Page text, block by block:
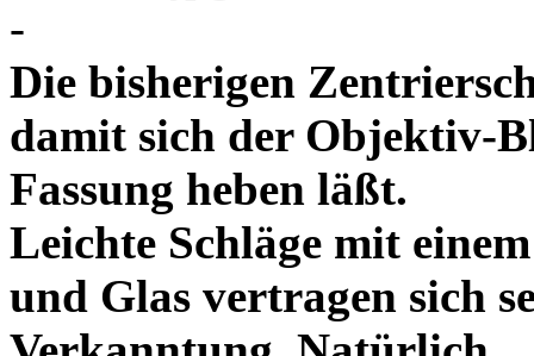
-
Die bisherigen
damit sich der Objektiv-
Fassung heben läßt.
Leichte Schläge mit
und Glas vertragen sich